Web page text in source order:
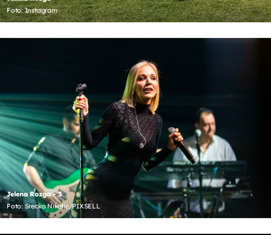
Foto: Instagram
Jelena Rozga - 3
Foto: Srecko Niketic/PIXSELL